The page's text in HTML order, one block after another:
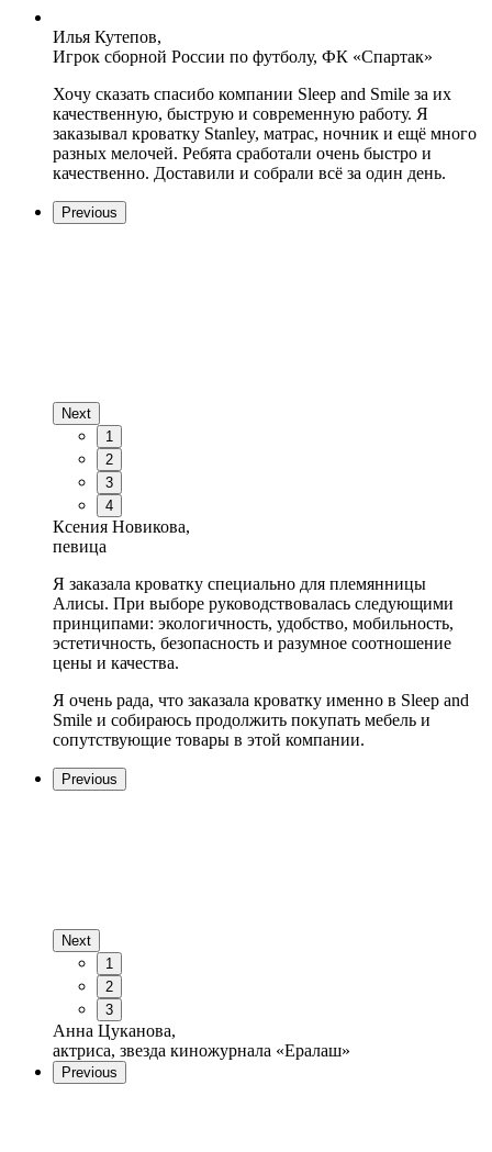
Илья Кутепов,
Игрок сборной России по футболу, ФК «Спартак»
Хочу сказать спасибо компании Sleep and Smile за их
качественную, быструю и современную работу. Я
заказывал кроватку Stanley, матрас, ночник и ещё много
разных мелочей. Ребята сработали очень быстро и
качественно. Доставили и собрали всё за один день.
Previous
Next
1
2
3
4
Ксения Новикова,
певица
Я заказала кроватку специально для племянницы
Алисы. При выборе руководствовалась следующими
принципами: экологичность, удобство, мобильность,
эстетичность, безопасность и разумное соотношение
цены и качества.
Я очень рада, что заказала кроватку именно в Sleep and
Smile и собираюсь продолжить покупать мебель и
сопутствующие товары в этой компании.
Previous
Next
1
2
3
Анна Цуканова,
актриса, звезда киножурнала «Ералаш»
Previous